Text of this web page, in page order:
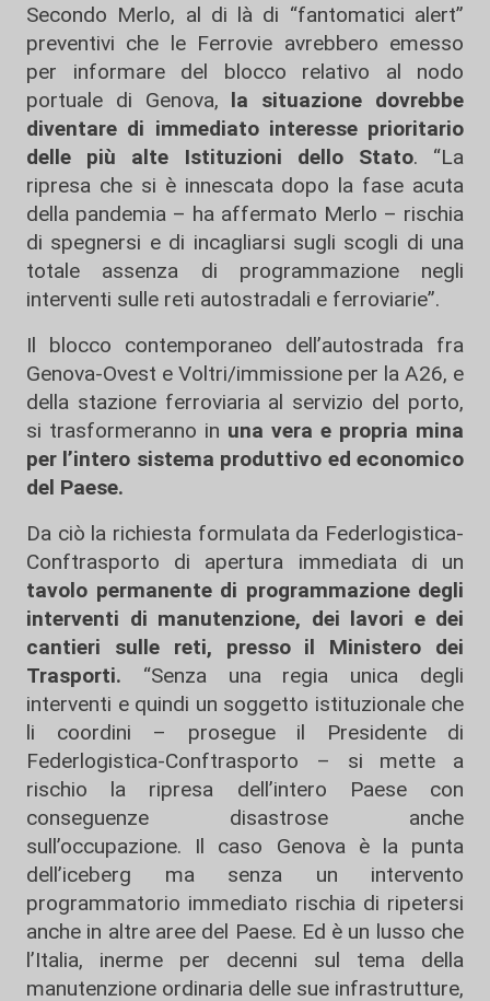
Secondo Merlo, al di là di “fantomatici alert”
preventivi che le Ferrovie avrebbero emesso
per informare del blocco relativo al nodo
portuale di Genova, la situazione dovrebbe
diventare di immediato interesse prioritario
delle più alte Istituzioni dello Stato. “La
ripresa che si è innescata dopo la fase acuta
della pandemia – ha affermato Merlo – rischia
di spegnersi e di incagliarsi sugli scogli di una
totale assenza di programmazione negli
interventi sulle reti autostradali e ferroviarie”.
Il blocco contemporaneo dell’autostrada fra
Genova-Ovest e Voltri/immissione per la A26, e
della stazione ferroviaria al servizio del porto,
si trasformeranno in una vera e propria mina
per l’intero sistema produttivo ed economico
del Paese.
Da ciò la richiesta formulata da Federlogistica-
Conftrasporto di apertura immediata di un
tavolo permanente di programmazione degli
interventi di manutenzione, dei lavori e dei
cantieri sulle reti, presso il Ministero dei
Trasporti. “Senza una regia unica degli
interventi e quindi un soggetto istituzionale che
li coordini – prosegue il Presidente di
Federlogistica-Conftrasporto – si mette a
rischio la ripresa dell’intero Paese con
conseguenze disastrose anche
sull’occupazione. Il caso Genova è la punta
dell’iceberg ma senza un intervento
programmatorio immediato rischia di ripetersi
anche in altre aree del Paese. Ed è un lusso che
l’Italia, inerme per decenni sul tema della
manutenzione ordinaria delle sue infrastrutture,